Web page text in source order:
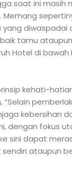
saat ini
Memang
diwaspadai
tamu
Hotel di bawah
kehati-
“Selain
kebersihan
dengan fokus
sini dapat
ataupun